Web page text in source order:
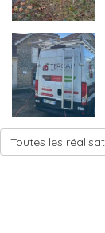
Toutes les